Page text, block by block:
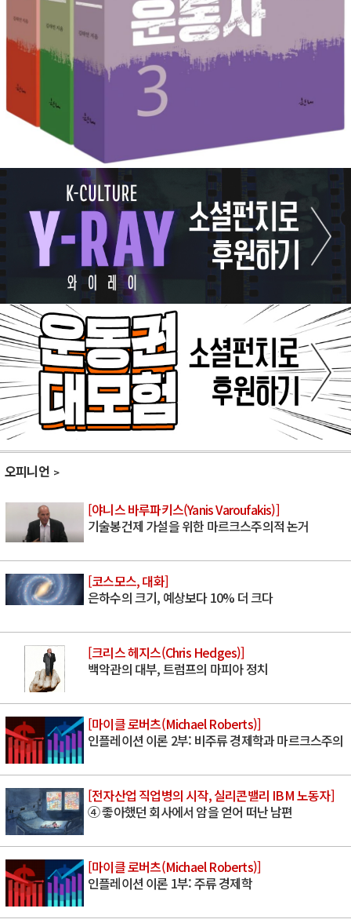
오피니언
[야니스 바루파키스(Yanis Varoufakis)]
기술봉건제 가설을 위한 마르크스주의적 논거
[코스모스, 대화]
은하수의 크기, 예상보다 10% 더 크다
[크리스 헤지스(Chris Hedges)]
백악관의 대부, 트럼프의 마피아 정치
[마이클 로버츠(Michael Roberts)]
인플레이션 이론 2부: 비주류 경제학과 마르크스주의
[전자산업 직업병의 시작, 실리콘밸리 IBM 노동자]
④ 좋아했던 회사에서 암을 얻어 떠난 남편
[마이클 로버츠(Michael Roberts)]
인플레이션 이론 1부: 주류 경제학